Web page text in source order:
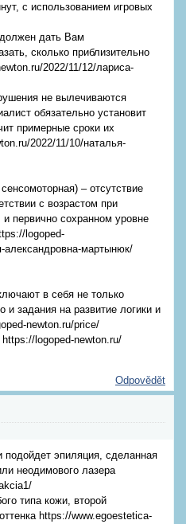
с использованием игровых
дать Вам
сколько приблизительно
2022/11/12/лариса-
не вылечиваются
обязательно установит
примерные сроки их
2022/11/10/наталья-
– отсутствие
с возрастом при
первично сохранном уровне
logoped-
александровна-мартынюк/
в себя не только
и задания на развитие логики и
newton.ru/price/
logoped-newton.ru/
Odpovědět
эпиляция, сделанная
неодимового лазера
типа кожи, второй
https://www.egoestetica-